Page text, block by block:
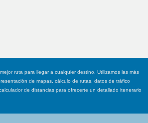
ruta para llegar a cualquier destino. Utilizamos las más
de mapas, cálculo de rutas, datos de tráfico
de distancias para ofrecerte un detallado itenerario